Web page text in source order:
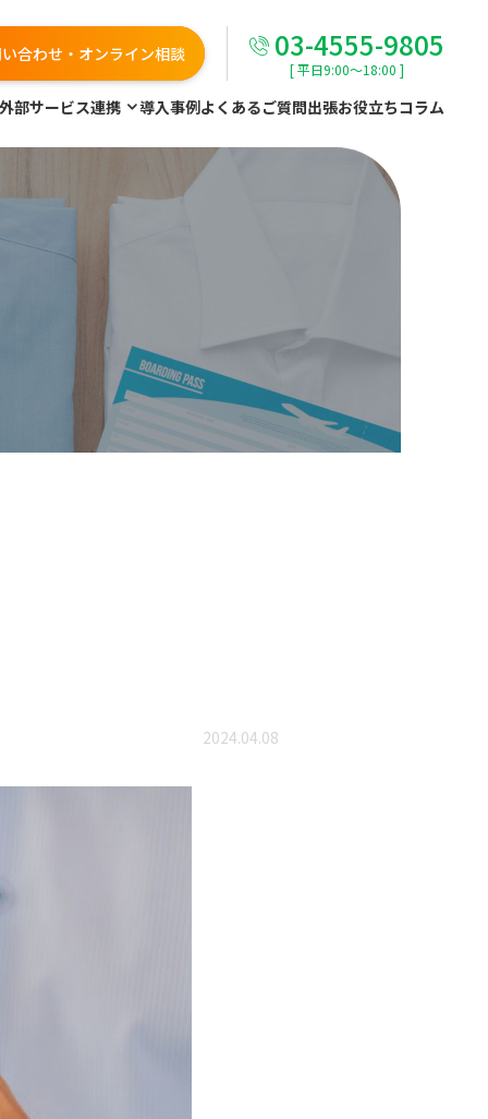
合わせ・オンライン相談 03-4555-9805
[ 平日9:00～18:00 ]
外部サービス連携 導入事例よくあるご質問出張お役立ちコラム
2024.04.08